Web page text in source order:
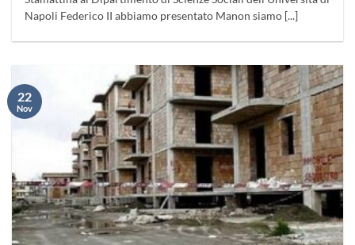
Napoli Federico II abbiamo presentato Manon siamo [...]
22
Nov